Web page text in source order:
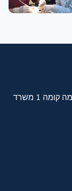
הרצל 1, אשדוד בנין יוניטרייד קומה קומה 1 משרד